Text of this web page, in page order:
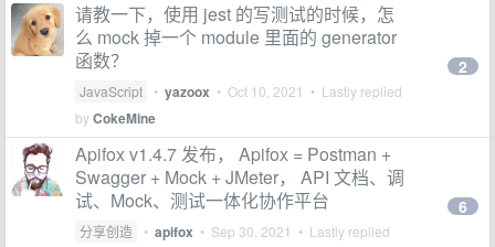
请教一下，使用 jest 的写测试的时候，怎
么 mock 掉一个 module 里面的 generator
函数？
JavaScript • yazoox • Oct 10, 2021 • Lastly replied
byCokeMine
2
Apifox v1.4.7 发布， Apifox = Postman +
Swagger + Mock + JMeter， API 文档、调
试、Mock、测试一体化协作平台
分享创造 • apifox • Sep 30, 2021 • Lastly replied
6